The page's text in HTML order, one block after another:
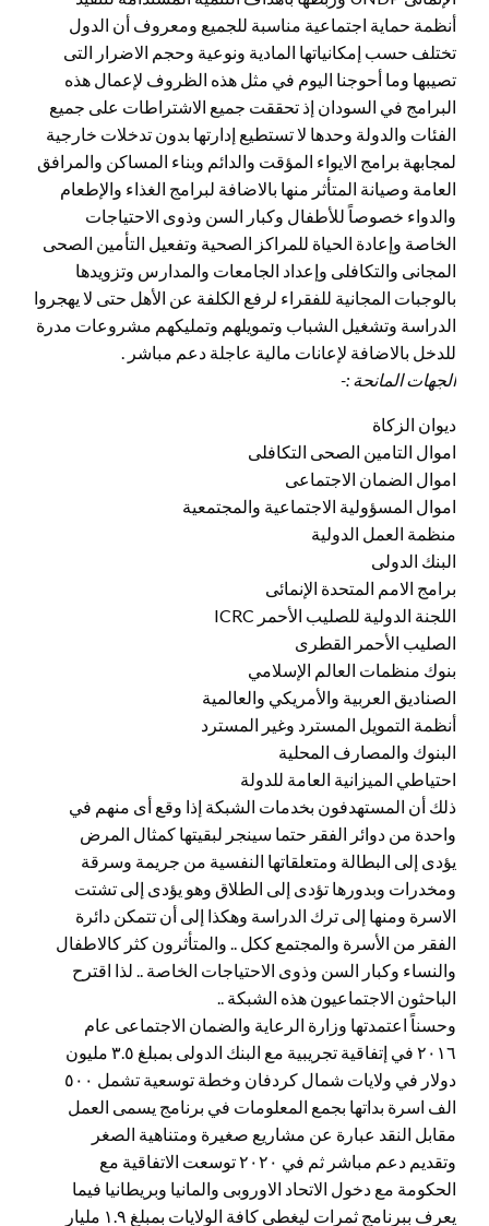
أنظمة حماية اجتماعية مناسبة للجميع ومعروف أن الدول
تختلف حسب إمكانياتها المادية ونوعية وحجم الاضرار التى
تصيبها وما أحوجنا اليوم في مثل هذه الظروف لإعمال هذه
البرامج في السودان إذ تحققت جميع الاشتراطات على جميع
الفئات والدولة وحدها لا تستطيع إدارتها بدون تدخلات خارجية
لمجابهة برامج الايواء المؤقت والدائم وبناء المساكن والمرافق
العامة وصيانة المتأثر منها بالاضافة لبرامج الغذاء والإطعام
والدواء خصوصاً للأطفال وكبار السن وذوى الاحتياجات
الخاصة وإعادة الحياة للمراكز الصحية وتفعيل التأمين الصحى
المجانى والتكافلى وإعداد الجامعات والمدارس وتزويدها
بالوجبات المجانية للفقراء لرفع الكلفة عن الأهل حتى لا يهجروا
الدراسة وتشغيل الشباب وتمويلهم وتمليكهم مشروعات مدرة
للدخل بالاضافة لإعانات مالية عاجلة دعم مباشر .
الجهات المانحة :-
ديوان الزكاة
اموال التامين الصحى التكافلى
اموال الضمان الاجتماعى
اموال المسؤولية الاجتماعية والمجتمعية
منظمة العمل الدولية
البنك الدولى
برامج الامم المتحدة الإنمائى
اللجنة الدولية للصليب الأحمر ICRC
الصليب الأحمر القطرى
بنوك منظمات العالم الإسلامي
الصناديق العربية والأمريكي والعالمية
أنظمة التمويل المسترد وغير المسترد
البنوك والمصارف المحلية
احتياطي الميزانية العامة للدولة
ذلك أن المستهدفون بخدمات الشبكة إذا وقع أى منهم في
واحدة من دوائر الفقر حتما سينجر لبقيتها كمثال المرض
يؤدى إلى البطالة ومتعلقاتها النفسية من جريمة وسرقة
ومخدرات وبدورها تؤدى إلى الطلاق وهو يؤدى إلى تشتت
الاسرة ومنها إلى ترك الدراسة وهكذا إلى أن تتمكن دائرة
الفقر من الأسرة والمجتمع ككل .. والمتأثرون كثر كالاطفال
والنساء وكبار السن وذوى الاحتياجات الخاصة .. لذا اقترح
الباحثون الاجتماعيون هذه الشبكة ..
وحسناً اعتمدتها وزارة الرعاية والضمان الاجتماعى عام
٢٠١٦ في إتفاقية تجريبية مع البنك الدولى بمبلغ ٣.٥ مليون
دولار في ولايات شمال كردفان وخطة توسعية تشمل ٥٠٠
الف اسرة بداتها بجمع المعلومات في برنامج يسمى العمل
مقابل النقد عبارة عن مشاريع صغيرة ومتناهية الصغر
وتقديم دعم مباشر ثم في ٢٠٢٠ توسعت الاتفاقية مع
الحكومة مع دخول الاتحاد الاوروبى والمانيا وبريطانيا فيما
يعرف ببرنامج ثمرات ليغطى كافة الولايات بمبلغ ١.٩ مليار